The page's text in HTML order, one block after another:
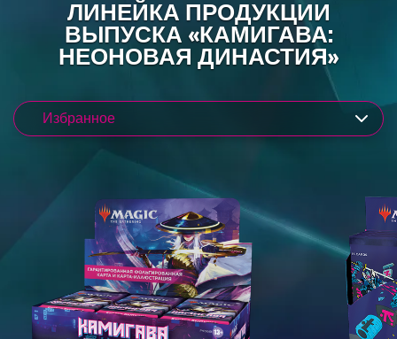
ЛИНЕЙКА ПРОДУКЦИИ
ВЫПУСКА «КАМИГАВА:
НЕОНОВАЯ ДИНАСТИЯ»